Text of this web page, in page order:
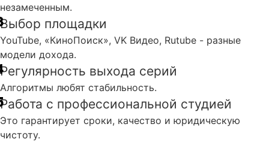
незамеченным.
Выбор площадки
YouTube, «КиноПоиск», VK Видео, Rutube - разные
модели дохода.
Регулярность выхода серий
Алгоритмы любят стабильность.
Работа с профессиональной студией
Это гарантирует сроки, качество и юридическую
чистоту.